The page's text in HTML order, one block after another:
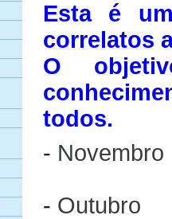
Esta é
correlatos
O
todos.
- Novembro
- Outubro